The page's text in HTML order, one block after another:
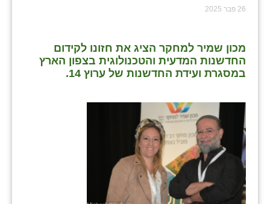
26 פבר 2025
מכון שמיר למחקר הציג את חזונו לקידום
החדשנות המדעית והטכנולוגית בצפון הארץ
במסגרת ועידת החדשנות של ערוץ 14.